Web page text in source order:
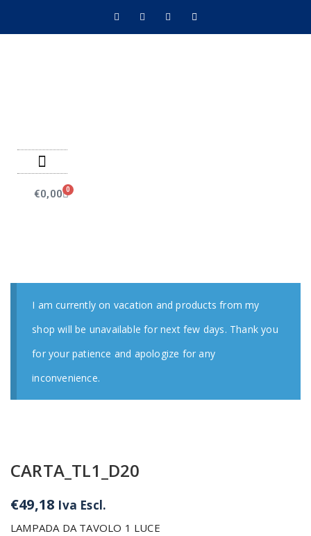
€0,00 0
I am currently on vacation and products from my
shop will be unavailable for next few days. Thank you
for your patience and apologize for any
inconvenience.
CARTA_TL1_D20
€49,18 Iva Escl.
LAMPADA DA TAVOLO 1 LUCE